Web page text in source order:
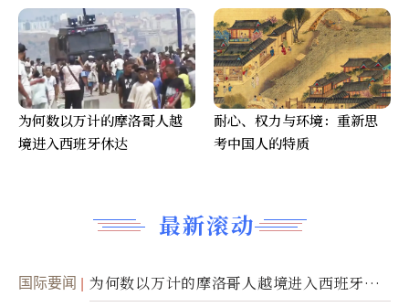
最新滚动
国际要闻
为何数以万计的摩洛哥人越境进入西班牙休
为何数以万计的摩洛哥人越
境进入西班牙休达
耐心、权力与环境：重新思
考中国人的特质